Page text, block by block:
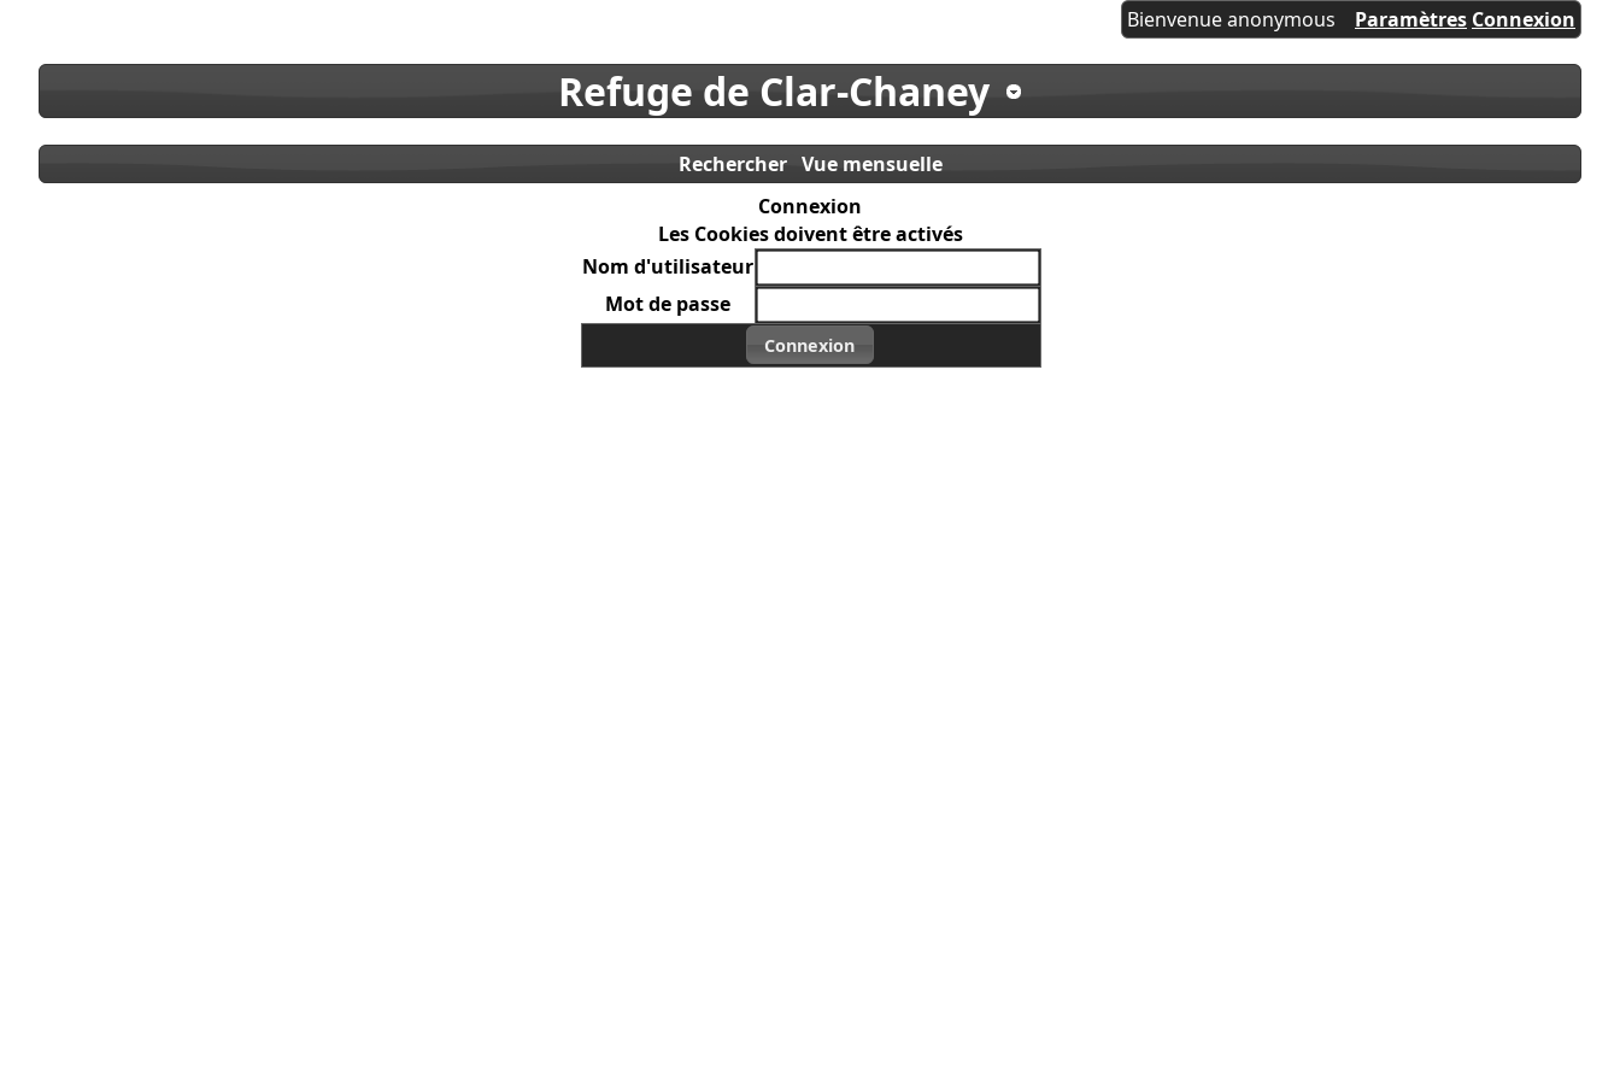
Bienvenue anonymous Paramètres Connexion
Refuge de Clar-Chaney
Rechercher Vue mensuelle
Connexion
Les Cookies doivent être activés
Nom d'utilisateur
Mot de passe